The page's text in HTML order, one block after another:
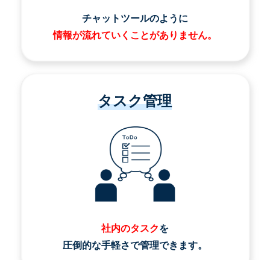
チャットツールのように
情報が流れていくことがありません。
タスク管理
社内のタスクを
圧倒的な手軽さで管理できます。